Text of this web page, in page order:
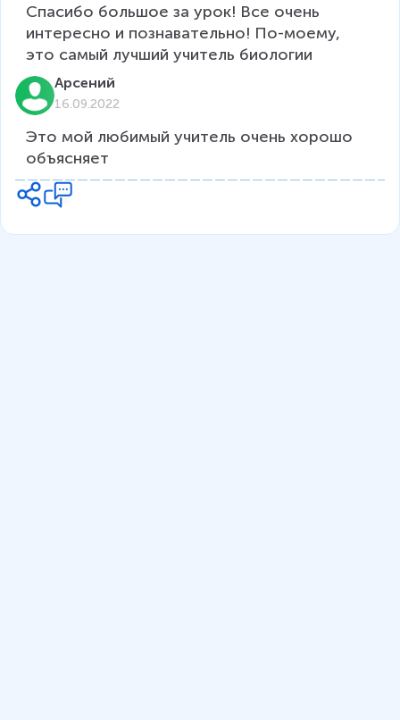
Спасибо большое за урок! Все очень
интересно и познавательно! По-моему,
это самый лучший учитель биологии
Арсений
16.09.2022
Это мой любимый учитель очень хорошо
объясняет